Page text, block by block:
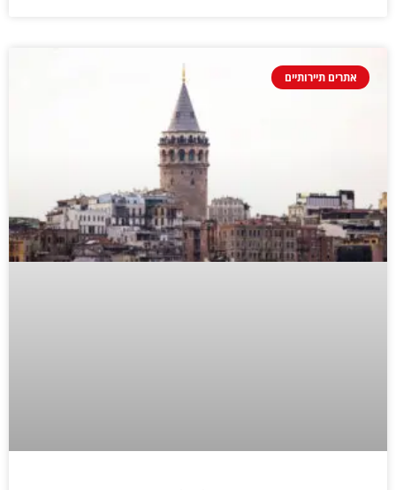
אתרים תיירותיים